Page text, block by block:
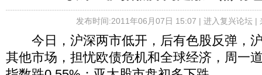
发布时间:2011年06月07日 15:07 | 进入复兴论坛|
今日，沪深两市低开，后有色股反弹，
其他市场，担忧欧债危机和全球经济，周一